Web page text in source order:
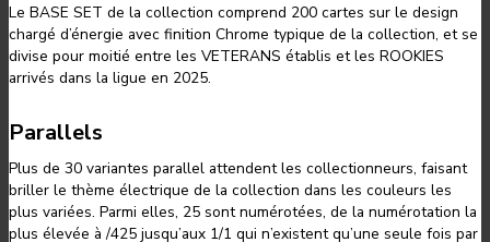
Le BASE SET de la collection comprend 200 cartes sur le design
chargé d’énergie avec finition Chrome typique de la collection, et se
divise pour moitié entre les VETERANS établis et les ROOKIES
arrivés dans la ligue en 2025.
Parallels
Plus de 30 variantes parallel attendent les collectionneurs, faisant
briller le thème électrique de la collection dans les couleurs les
plus variées. Parmi elles, 25 sont numérotées, de la numérotation la
plus élevée à /425 jusqu’aux 1/1 qui n’existent qu’une seule fois par